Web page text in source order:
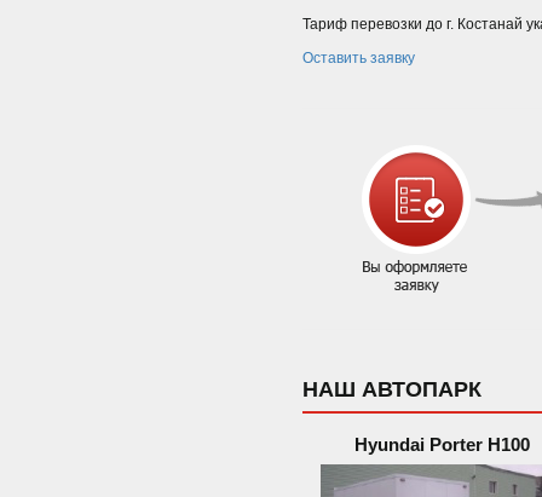
Тариф перевозки до г. Костанай
Оставить заявку
НАШ АВТОПАРК
Hyundai Porter H100